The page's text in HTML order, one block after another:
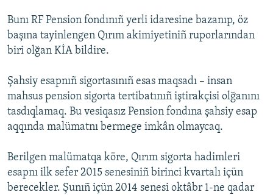
Bunı RF Pension fondınıñ yerli idaresine bazanıp, öz
başına tayinlengen Qırım akimiyetiniñ ruporlarından
biri olğan KİA bildire.
Şahsiy esapnıñ sigortasınıñ esas maqsadı – insan
mahsus pension sigorta tertibatınıñ iştirakçisi olğanını
tasdıqlamaq. Bu vesiqasız Pension fondına şahsiy esap
aqqında malümatnı bermege imkân olmaycaq.
Berilgen malümatqa köre, Qırım sigorta hadimleri
esapnı ilk sefer 2015 senesiniñ birinci kvartalı içün
berecekler. Şunıñ içün 2014 senesi oktâbr 1-ne qadar